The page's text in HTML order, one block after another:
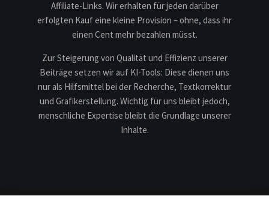
Affiliate-Links. Wir erhalten für jeden darüber
erfolgten Kauf eine kleine Provision – ohne, dass ihr
einen Cent mehr bezahlen müsst.
Zur Steigerung von Qualität und Effizienz unserer
Beiträge setzen wir auf KI-Tools: Diese dienen uns
nur als Hilfsmittel bei der Recherche, Textkorrektur
und Grafikerstellung. Wichtig für uns bleibt jedoch,
menschliche Expertise bleibt die Grundlage unserer
Inhalte.